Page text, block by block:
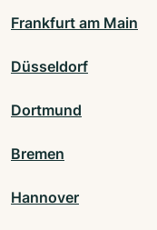
Frankfurt am Main
Düsseldorf
Dortmund
Bremen
Hannover